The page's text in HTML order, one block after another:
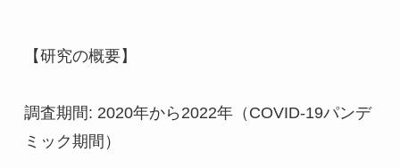
【研究の概要】
調査期間: 2020年から2022年（COVID-19パンデ
ミック期間）